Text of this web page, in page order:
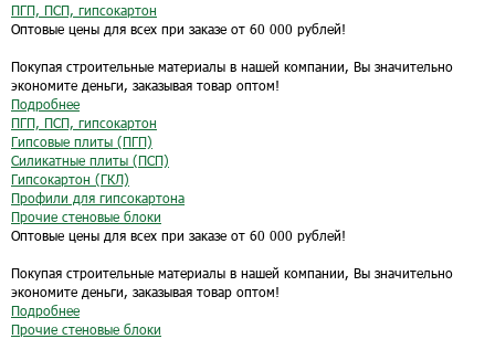
ПГП, ПСП, гипсокартон
Оптовые цены для всех при заказе от 60 000 рублей!
Покупая строительные материалы в нашей компании, Вы значительно
экономите деньги, заказывая товар оптом!
Подробнее
ПГП, ПСП, гипсокартон
Гипсовые плиты (ПГП)
Силикатные плиты (ПСП)
Гипсокартон (ГКЛ)
Профили для гипсокартона
Прочие стеновые блоки
Оптовые цены для всех при заказе от 60 000 рублей!
Покупая строительные материалы в нашей компании, Вы значительно
экономите деньги, заказывая товар оптом!
Подробнее
Прочие стеновые блоки